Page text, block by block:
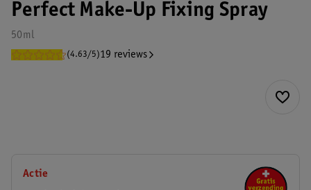
Perfect Make-Up Fixing Spray
50ml
(4.63/5)19 reviews
Actie